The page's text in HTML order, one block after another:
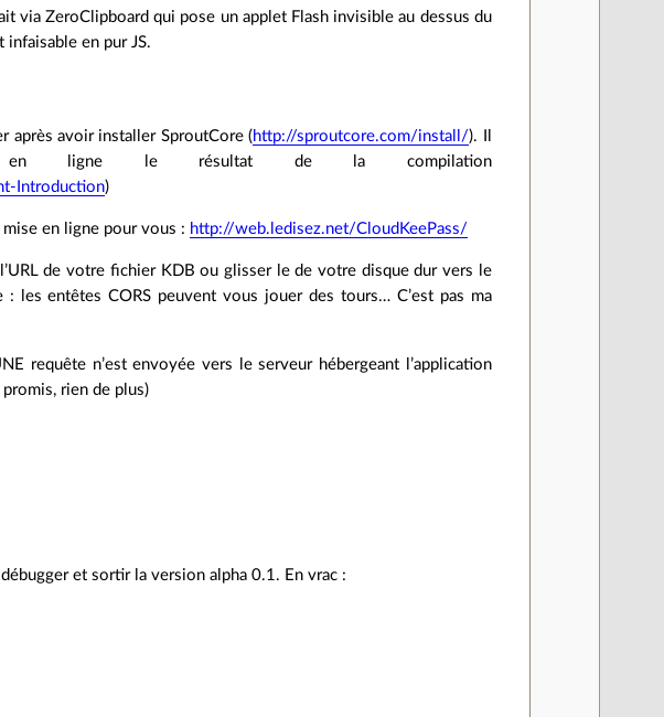
via ZeroClipboard qui pose un applet Flash invisible au dessus du
infaisable en pur JS.
après avoir installer SproutCore (http://sproutcore.com/install/). Il
ligne le résultat de la compilation
Introduction)
en ligne pour vous : http://web.ledisez.net/CloudKeePass/
de votre fichier KDB ou glisser le de votre disque dur vers le
: les entêtes CORS peuvent vous jouer des tours… C’est pas ma
requête n’est envoyée vers le serveur hébergeant l’application
rien de plus)
et sortir la version alpha 0.1. En vrac :